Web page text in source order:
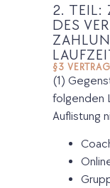
2. TEIL:
DES
§3
(1)
folgenden
Auflistung